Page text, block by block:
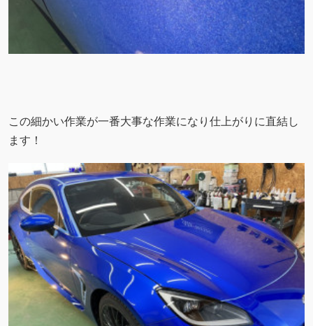
この細かい作業が一番大事な作業になり仕上がりに直結し
ます！